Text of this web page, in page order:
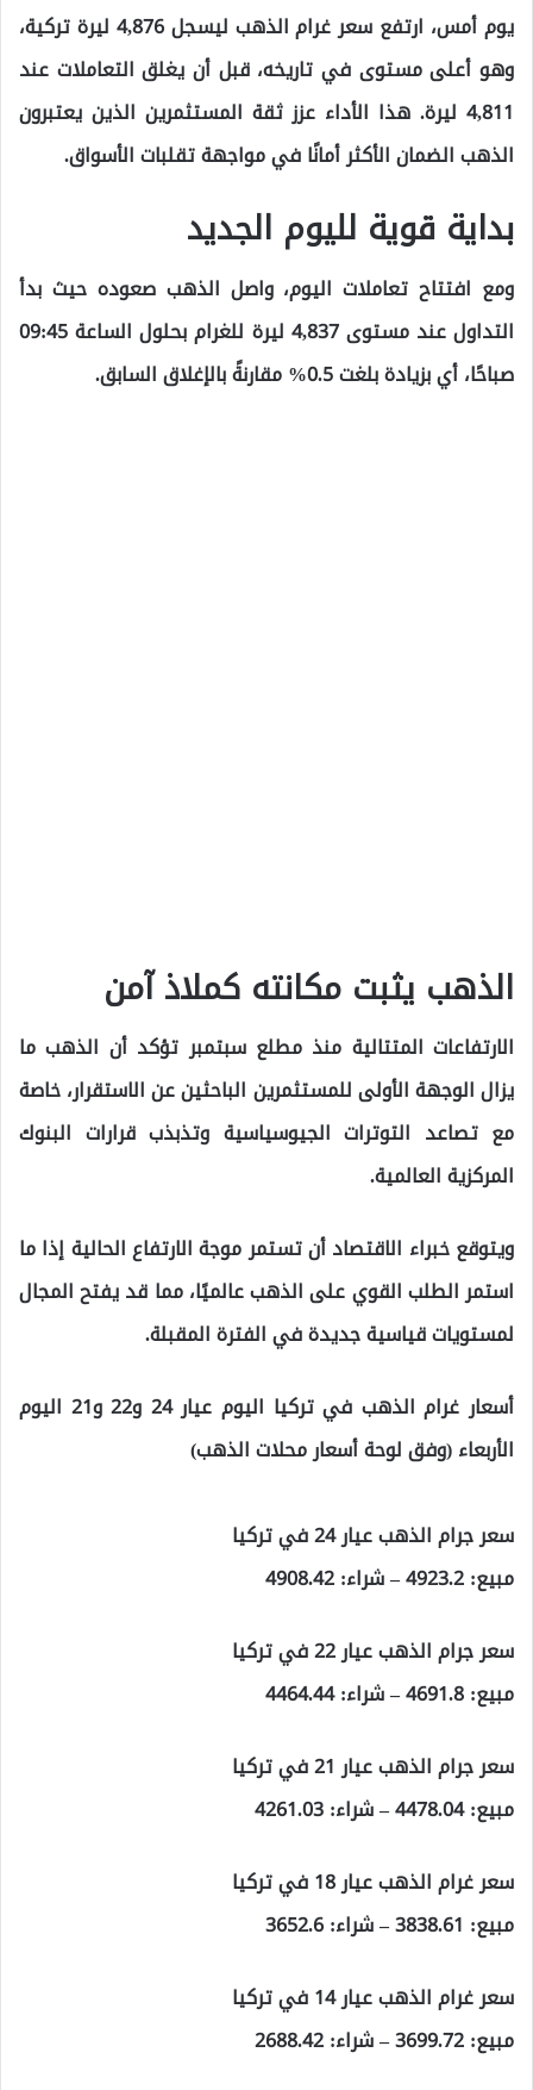
يوم أمس، ارتفع سعر غرام الذهب ليسجل 4,876 ليرة تركية،
وهو أعلى مستوى في تاريخه، قبل أن يغلق التعاملات عند
4,811 ليرة. هذا الأداء عزز ثقة المستثمرين الذين يعتبرون
الذهب الضمان الأكثر أمانًا في مواجهة تقلبات الأسواق.
بداية قوية لليوم الجديد
ومع افتتاح تعاملات اليوم، واصل الذهب صعوده حيث بدأ
التداول عند مستوى 4,837 ليرة للغرام بحلول الساعة 09:45
صباحًا، أي بزيادة بلغت 0.5% مقارنةً بالإغلاق السابق.
الذهب يثبت مكانته كملاذ آمن
الارتفاعات المتتالية منذ مطلع سبتمبر تؤكد أن الذهب ما
يزال الوجهة الأولى للمستثمرين الباحثين عن الاستقرار، خاصة
مع تصاعد التوترات الجيوسياسية وتذبذب قرارات البنوك
المركزية العالمية.
ويتوقع خبراء الاقتصاد أن تستمر موجة الارتفاع الحالية إذا ما
استمر الطلب القوي على الذهب عالميًا، مما قد يفتح المجال
لمستويات قياسية جديدة في الفترة المقبلة.
أسعار غرام الذهب في تركيا اليوم عيار 24 و22 و21 اليوم
الأربعاء (وفق لوحة أسعار محلات الذهب)
سعر جرام الذهب عيار 24 في تركيا
مبيع: 4923.2 – شراء: 4908.42
سعر جرام الذهب عيار 22 في تركيا
مبيع: 4691.8 – شراء: 4464.44
سعر جرام الذهب عيار 21 في تركيا
مبيع: 4478.04 – شراء: 4261.03
سعر غرام الذهب عيار 18 في تركيا
مبيع: 3838.61 – شراء: 3652.6
سعر غرام الذهب عيار 14 في تركيا
مبيع: 3699.72 – شراء: 2688.42